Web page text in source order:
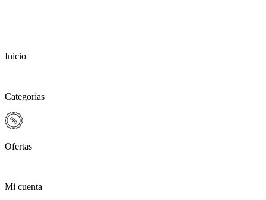
Inicio
Categorías
Ofertas
Mi cuenta